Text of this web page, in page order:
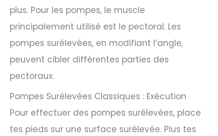
plus. Pour les pompes, le muscle
principalement utilisé est le pectoral. Les
pompes surélevées, en modifiant l’angle,
peuvent cibler différentes parties des
pectoraux.
Pompes Surélevées Classiques : Exécution
Pour effectuer des pompes surélevées, place
tes pieds sur une surface surélevée. Plus tes